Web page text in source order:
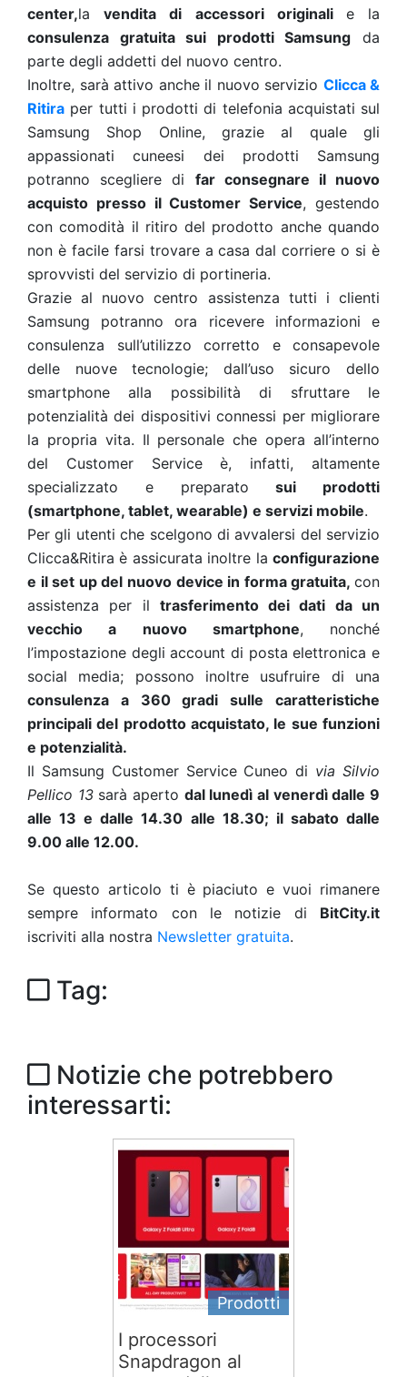
center,lavendita di accessori originali e la
consulenza gratuita sui prodotti Samsung da
parte degli addetti del nuovo centro.
Inoltre, sarà attivo anche il nuovo servizio Clicca &
Ritira per tutti i prodotti di telefonia acquistati sul
Samsung Shop Online, grazie al quale gli
appassionati cuneesi dei prodotti Samsung
potranno scegliere di far consegnare il nuovo
acquisto presso il Customer Service, gestendo
con comodità il ritiro del prodotto anche quando
non è facile farsi trovare a casa dal corriere o si è
sprovvisti del servizio di portineria.
Grazie al nuovo centro assistenza tutti i clienti
Samsung potranno ora ricevere informazioni e
consulenza sull’utilizzo corretto e consapevole
delle nuove tecnologie; dall’uso sicuro dello
smartphone alla possibilità di sfruttare le
potenzialità dei dispositivi connessi per migliorare
la propria vita. Il personale che opera all’interno
del Customer Service è, infatti, altamente
specializzato e preparatosui prodotti
(smartphone, tablet, wearable) e servizi mobile.
Per gli utenti che scelgono di avvalersi del servizio
Clicca&Ritira è assicurata inoltre la configurazione
e il set up del nuovo device in forma gratuita, con
assistenza per il trasferimento dei dati da un
vecchio a nuovo smartphone, nonché
l’impostazione degli account di posta elettronica e
social media; possono inoltre usufruire di una
consulenza a 360 gradi sulle caratteristiche
principali del prodotto acquistato, le sue funzioni
e potenzialità.
Il Samsung Customer Service Cuneo di via Silvio
Pellico 13sarà aperto dal lunedì al venerdì dalle 9
alle 13 e dalle 14.30 alle 18.30; il sabato dalle
9.00 alle 12.00.
Se questo articolo ti è piaciuto e vuoi rimanere
sempre informato con le notizie di BitCity.it
iscriviti alla nostra Newsletter gratuita.
Tag:
Notizie che potrebbero
interessarti:
Prodotti
I processori
Snapdragon al